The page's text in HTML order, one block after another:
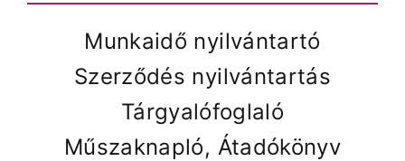
Munkaidő nyilvántartó
Szerződés nyilvántartás
Tárgyalófoglaló
Műszaknapló, Átadókönyv